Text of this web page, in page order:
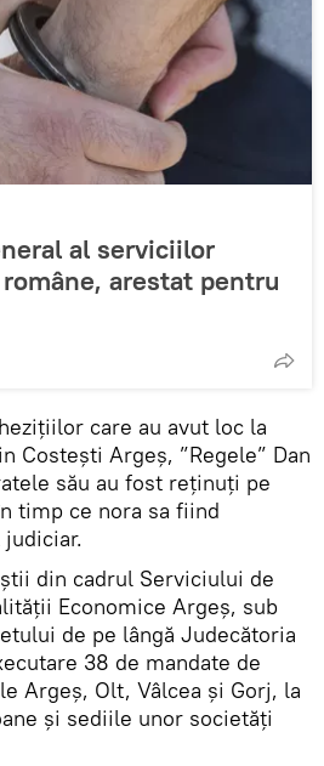
al serviciilor
arestat pentru
care au avut loc la
Costeşti Argeș, ”Regele” Dan
său au fost reţinuți pe
timp ce nora sa fiind
din cadrul Serviciului de
Economice Argeș, sub
de pe lângă Judecătoria
38 de mandate de
Argeș, Olt, Vâlcea și Gorj, la
și sediile unor societăți